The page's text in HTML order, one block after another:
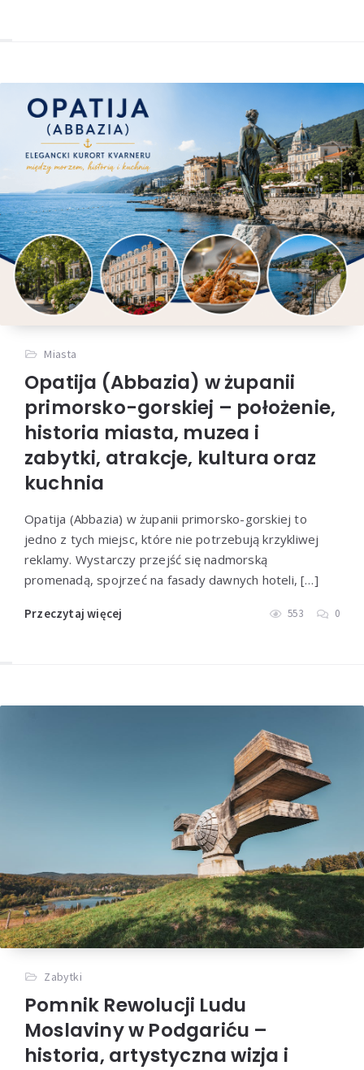
Miasta
Opatija (Abbazia) w żupanii
primorsko-gorskiej – położenie,
historia miasta, muzea i
zabytki, atrakcje, kultura oraz
kuchnia
Opatija (Abbazia) w żupanii primorsko-gorskiej to
jedno z tych miejsc, które nie potrzebują krzykliwej
reklamy. Wystarczy przejść się nadmorską
promenadą, spojrzeć na fasady dawnych hoteli, […]
Przeczytaj więcej 553 0
Zabytki
Pomnik Rewolucji Ludu
Moslaviny w Podgariću –
historia, artystyczna wizja i